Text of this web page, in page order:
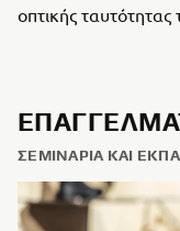
οπτικής ταυτότητας
ΣΕΜΙΝΆΡΙΑ ΚΑΙ